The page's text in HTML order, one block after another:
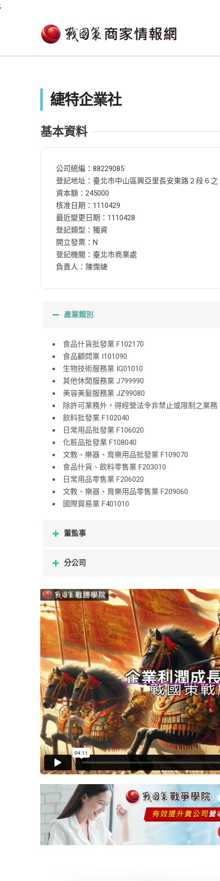
;
緁特企業社
基本資料
公司統編：88229085
登記地址：臺北市中山區興亞里長安東路２段６
資本額：245000
核准日期：1110429
最近變更日期：1110428
登記類型：獨資
開立發票：N
登記機關：臺北市商業處
負責人：陳霈緁
產業類別
食品什貨批發業 F102170
食品顧問業 I101090
生物技術服務業 IG01010
其他休閒服務業 J799990
美容美髮服務業 JZ99080
除許可業務外，得經營法令非禁止或限制之業務
飲料批發業 F102040
日常用品批發業 F106020
化粧品批發業 F108040
文教、樂器、育樂用品批發業 F109070
食品什貨、飲料零售業 F203010
日常用品零售業 F206020
文教、樂器、育樂用品零售業 F209060
國際貿易業 F401010
董監事
分公司